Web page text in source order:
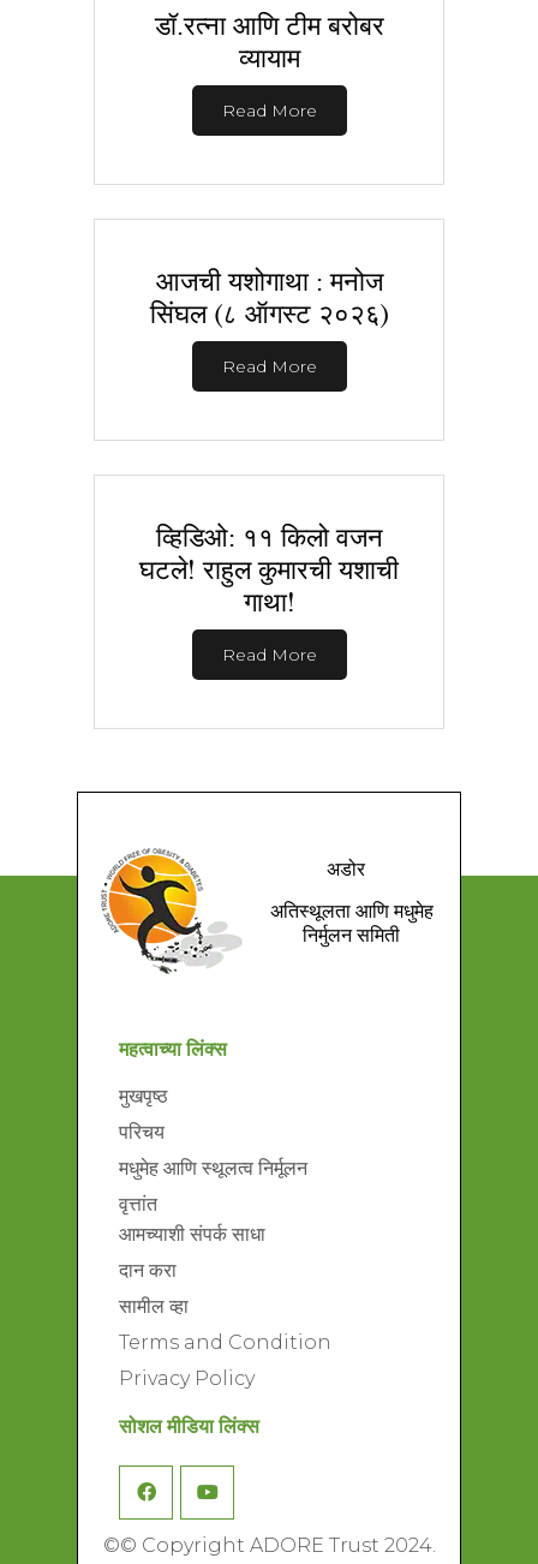
डॉ.रत्ना आणि टीम बरोबर
व्यायाम
Read More
आजची यशोगाथा : मनोज
सिंघल (८ ऑगस्ट २०२६)
Read More
व्हिडिओ: ११ किलो वजन
घटले! राहुल कुमारची यशाची
गाथा!
Read More
अडोर
अतिस्थूलता आणि मधुमेह
निर्मुलन समिती
महत्वाच्या लिंक्स
मुखपृष्ठ
परिचय
मधुमेह आणि स्थूलत्व निर्मूलन
वृत्तांत
आमच्याशी संपर्क साधा
दान करा
सामील व्हा
Terms and Condition
Privacy Policy
सोशल मीडिया लिंक्स
©© Copyright ADORE Trust 2024.